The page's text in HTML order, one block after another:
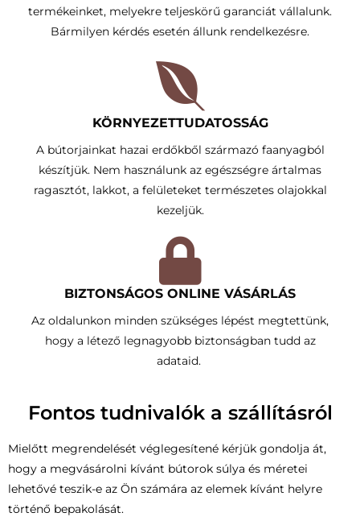
termékeinket, melyekre teljeskörű garanciát vállalunk.
Bármilyen kérdés esetén állunk rendelkezésre.
KÖRNYEZETTUDATOSSÁG​
A bútorjainkat hazai erdőkből származó faanyagból
készítjük. Nem használunk az egészségre ártalmas
ragasztót, lakkot, a felületeket természetes olajokkal
kezeljük.
BIZTONSÁGOS ONLINE VÁSÁRLÁS
Az oldalunkon minden szükséges lépést megtettünk,
hogy a létező legnagyobb biztonságban tudd az
adataid.
Fontos tudnivalók a szállításról
Mielőtt megrendelését véglegesítené kérjük gondolja át,
hogy a megvásárolni kívánt bútorok súlya és méretei
lehetővé teszik-e az Ön számára az elemek kívánt helyre
történő bepakolását.